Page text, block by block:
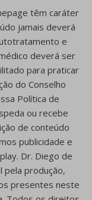
têm caráter
jamais deverá
e
deverá ser
para praticar
do Conselho
Política de
ou recebe
de conteúdo
publicidade e
Dr. Diego de
pela produção,
presentes neste